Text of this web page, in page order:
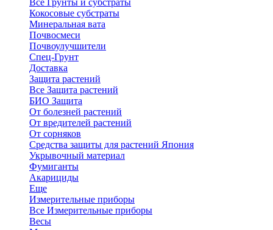
Все Грунты и субстраты
Кокосовые субстраты
Минеральная вата
Почвосмеси
Почвоулучшители
Спец-Грунт
Доставка
Защита растений
Все Защита растений
БИО Защита
От болезней растений
От вредителей растений
От сорняков
Средства защиты для растений Япония
Укрывочный материал
Фумиганты
Акарициды
Еще
Измерительные приборы
Все Измерительные приборы
Весы